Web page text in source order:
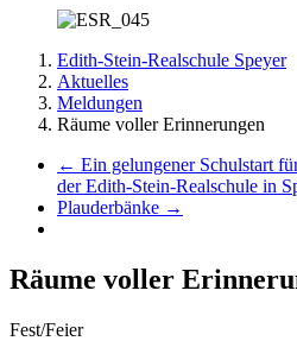
Edith-Stein-Realschule Speyer
Aktuelles
Meldungen
Räume voller Erinnerungen
← Ein gelungener Schulstart
der Edith-Stein-Realschule in
Plauderbänke →
Räume voller
Fest/Feier